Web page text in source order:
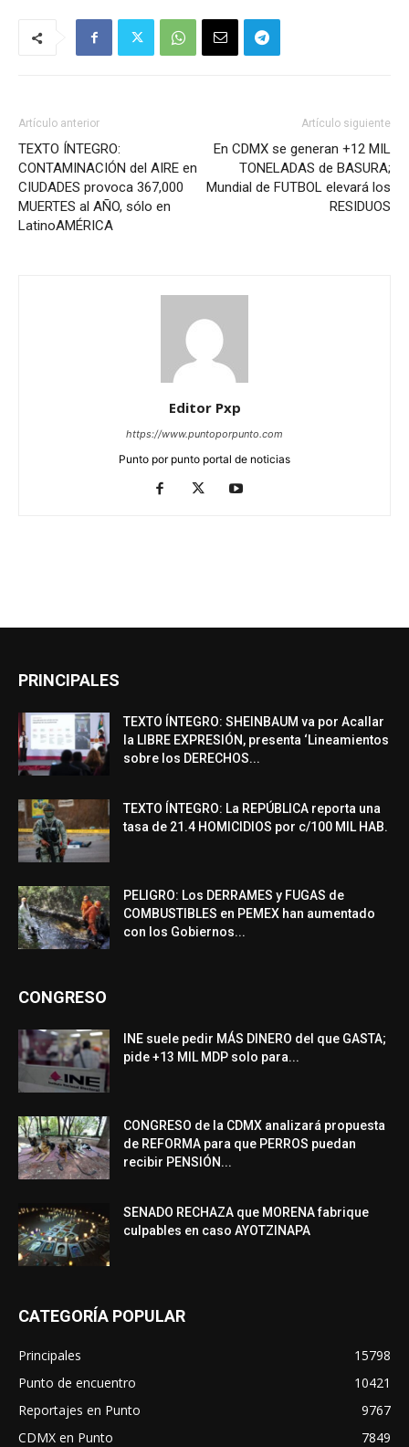
Artículo anterior
TEXTO ÍNTEGRO:
CONTAMINACIÓN del AIRE en
CIUDADES provoca 367,000
MUERTES al AÑO, sólo en
LatinoAMÉRICA
Artículo siguiente
En CDMX se generan +12 MIL
TONELADAS de BASURA;
Mundial de FUTBOL elevará los
RESIDUOS
Editor Pxp
https://www.puntoporpunto.com
Punto por punto portal de noticias
PRINCIPALES
TEXTO ÍNTEGRO: SHEINBAUM va por Acallar
la LIBRE EXPRESIÓN, presenta ‘Lineamientos
sobre los DERECHOS...
TEXTO ÍNTEGRO: La REPÚBLICA reporta una
tasa de 21.4 HOMICIDIOS por c/100 MIL HAB.
PELIGRO: Los DERRAMES y FUGAS de
COMBUSTIBLES en PEMEX han aumentado
con los Gobiernos...
CONGRESO
INE suele pedir MÁS DINERO del que GASTA;
pide +13 MIL MDP solo para...
CONGRESO de la CDMX analizará propuesta
de REFORMA para que PERROS puedan
recibir PENSIÓN...
SENADO RECHAZA que MORENA fabrique
culpables en caso AYOTZINAPA
CATEGORÍA POPULAR
Principales
15798
Punto de encuentro
10421
Reportajes en Punto
9767
CDMX en Punto
7849